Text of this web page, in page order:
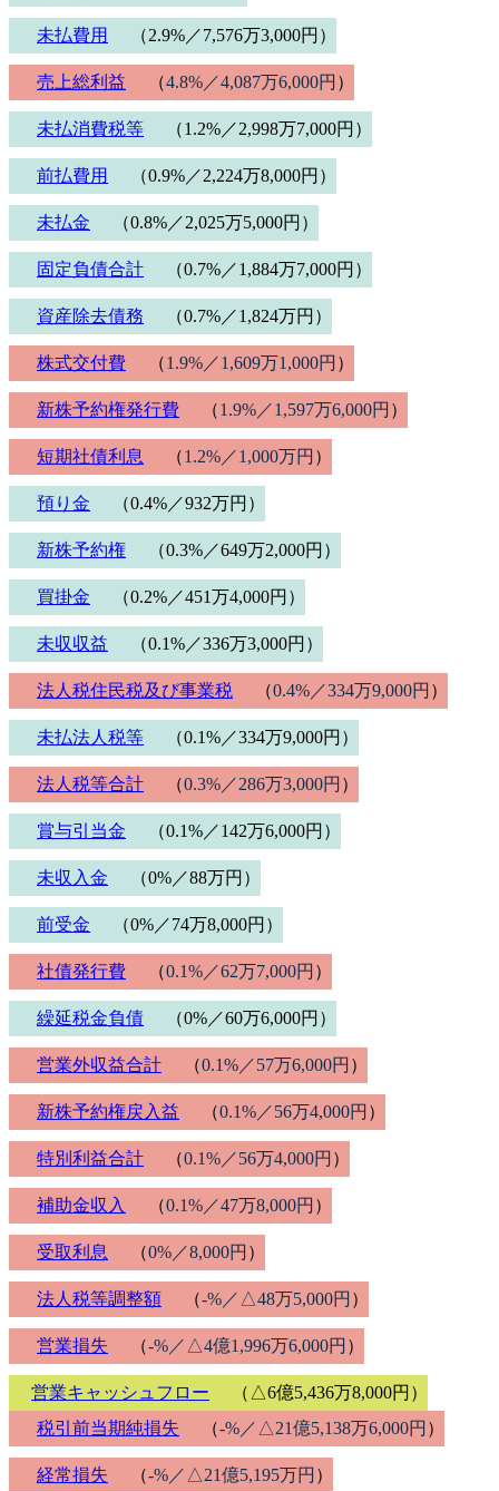
未払費用 （2.9%／7,576万3,000円）
売上総利益 （4.8%／4,087万6,000円 ）
未払消費税等 （1.2%／2,998万7,000円）
前払費用 （0.9%／2,224万8,000円）
未払金 （0.8%／2,025万5,000円）
固定負債合計 （0.7%／1,884万7,000円）
資産除去債務 （0.7%／1,824万円）
株式交付費 （1.9%／1,609万1,000円 ）
新株予約権発行費 （1.9%／1,597万6,000円 ）
短期社債利息 （1.2%／1,000万円 ）
預り金 （0.4%／932万円）
新株予約権 （0.3%／649万2,000円）
買掛金 （0.2%／451万4,000円）
未収収益 （0.1%／336万3,000円）
法人税住民税及び事業税 （0.4%／334万9,000円 ）
未払法人税等 （0.1%／334万9,000円）
法人税等合計 （0.3%／286万3,000円 ）
賞与引当金 （0.1%／142万6,000円）
未収入金 （0%／88万円）
前受金 （0%／74万8,000円）
社債発行費 （0.1%／62万7,000円 ）
繰延税金負債 （0%／60万6,000円）
営業外収益合計 （0.1%／57万6,000円 ）
新株予約権戻入益 （0.1%／56万4,000円 ）
特別利益合計 （0.1%／56万4,000円 ）
補助金収入 （0.1%／47万8,000円 ）
受取利息 （0%／8,000円 ）
法人税等調整額 （-%／△48万5,000円 ）
営業損失 （-%／△4億1,996万6,000円 ）
営業キャッシュフロー
（△6億5,436万8,000円）
税引前当期純損失
（-%／△21億5,138万6,000円 ）
経常損失 （-%／△21億5,195万円 ）